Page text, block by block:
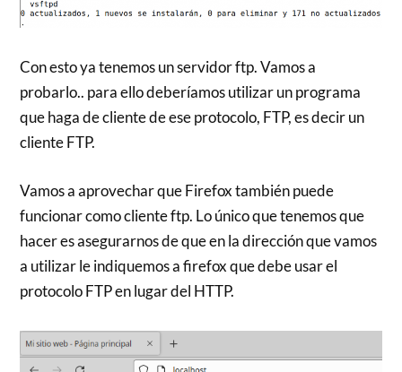
Con esto ya tenemos un servidor ftp. Vamos a
probarlo.. para ello deberíamos utilizar un programa
que haga de cliente de ese protocolo, FTP, es decir un
cliente FTP.
Vamos a aprovechar que Firefox también puede
funcionar como cliente ftp. Lo único que tenemos que
hacer es asegurarnos de que en la dirección que vamos
a utilizar le indiquemos a firefox que debe usar el
protocolo FTP en lugar del HTTP.